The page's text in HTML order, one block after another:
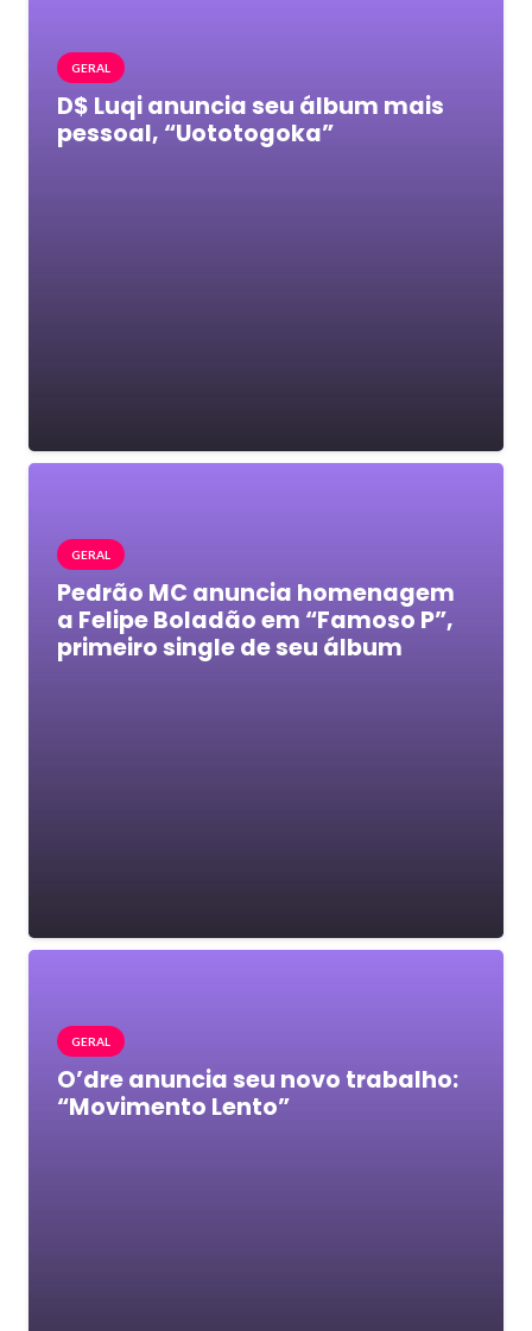
GERAL
D$ Luqi anuncia seu álbum mais
pessoal, “Uototogoka”
GERAL
Pedrão MC anuncia homenagem
a Felipe Boladão em “Famoso P”,
primeiro single de seu álbum
GERAL
O’dre anuncia seu novo trabalho:
“Movimento Lento”